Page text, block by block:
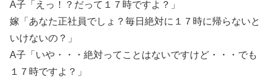
A子「えっ！？だって１７時ですよ？」
嫁「あなた正社員でしょ？毎日絶対に１７時に帰らないと
いけないの？」
A子「いや・・・絶対ってことはないですけど・・・でも
１７時ですよ？」